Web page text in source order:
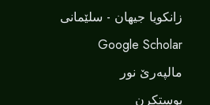
زانکویا جیهان - سلێمانی
Google Scholar
مالپەرێ نور
پوستکرن